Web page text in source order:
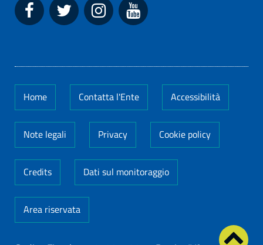
Home Contatta l'Ente Accessibilità
Note legali Privacy Cookie policy
Credits Dati sul monitoraggio
Area riservata